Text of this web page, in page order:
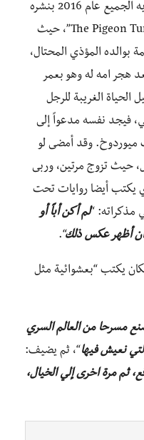
والبعد عن عالم الأضواء، فاجأ لو كاريه الجميع عام 2016 بنشره
لمذكراته بعنوان “نفق الحمام-The Pigeon Tunnel”، حيث
المؤذي المحتال،
هجر امه له وهو بعمر
الحياة الغريبة للرجل
فيجد نفسه مدعواً إلى
ميوردوخ. وقد أمضى لو
حيث تزوج مرتين، وربى
يكتب أيضا روايات تحت
مذكراته: “لم أكن أباً أو
أن أظهر عكس ذلك“.
يكتب “بعشوائية مثل
مسرحا من العالم السري
نعيش فيها“، ثم يضيف:
ثم مرة اخرى إلي الخيال،